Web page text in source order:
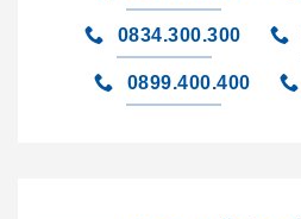
0834.300.300
0899.400.400